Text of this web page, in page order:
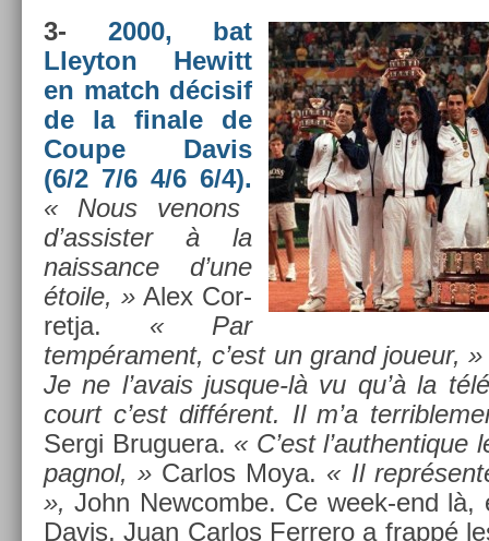
3- 2000, bat
Lleyton Hewitt
en match décisif
de la fin­ale de
Coupe Davis
(6/2 7/6 4/6 6/4).
« Nous venons
d’as­sist­er à la
nais­sance d’une
étoile, »Alex Cor­
ret­ja. « Par
tempéra­ment, c’est un grand joueur, »
Je ne l’avais jusque-là vu qu’à la
court c’est différent. Il m’a
Sergi Bruguera. « C’est
pagnol, » Car­los Moya. « Il
», John New­combe. Ce week-end là,
Davis, Juan Car­los Fer­rero a frappé